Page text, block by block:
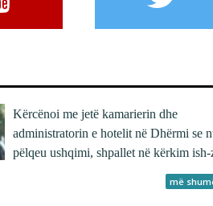
Kërcënoi me jetë kamarierin dhe
administratorin e hotelit në Dhërmi se
pëlqeu ushqimi, shpallet në kërkim
më